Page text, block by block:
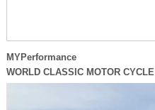
MYPerformance
WORLD CLASSIC MOTOR CYCLE